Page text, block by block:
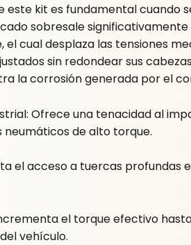
kit es fundamental
sobresale
cual desplaza las tensiones
sin redondear sus
la corrosión generada por el
Ofrece una tenacidad al
de alto torque.
el acceso a tuercas profundas
el torque efectivo
vehículo.